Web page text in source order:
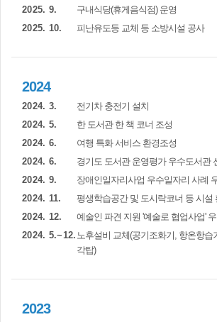
2025. 9.
구내식당(휴게음식점) 운영
2025. 10.
피난유도등 교체 등 소방시설 공사
2024
2024. 3.
전기차 충전기 설치
2024. 5.
한 도서관 한 책 코너 조성
2024. 6.
여행 특화 서비스 환경조성
2024. 6.
경기도 도서관 운영평가 우수도서관
2024. 9.
장애인일자리사업 우수일자리 사례
2024. 11.
평생학습공간 및 도시락코너 등 시설
2024. 12.
예술인 파견 지원 '예술로 협업사업'
2024. 5.~12. 노후설비 교체(공기조화기, 항온항습
각탑)
2023